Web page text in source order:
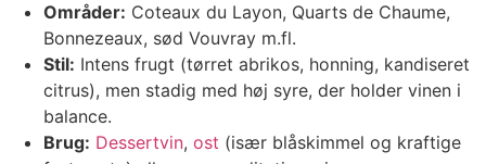
Områder: Coteaux du Layon, Quarts de Chaume,
Bonnezeaux, sød Vouvray m.fl.
Stil: Intens frugt (tørret abrikos, honning, kandiseret
citrus), men stadig med høj syre, der holder vinen i
balance.
Brug: Dessertvin, ost (især blåskimmel og kraftige